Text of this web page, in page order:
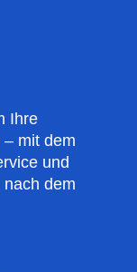
Ihre
mit dem
und
dem